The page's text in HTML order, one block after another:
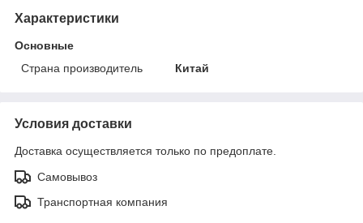
Характеристики
Основные
Страна производитель
Китай
Условия доставки
Доставка осуществляется только по предоплате.
Самовывоз
Транспортная компания